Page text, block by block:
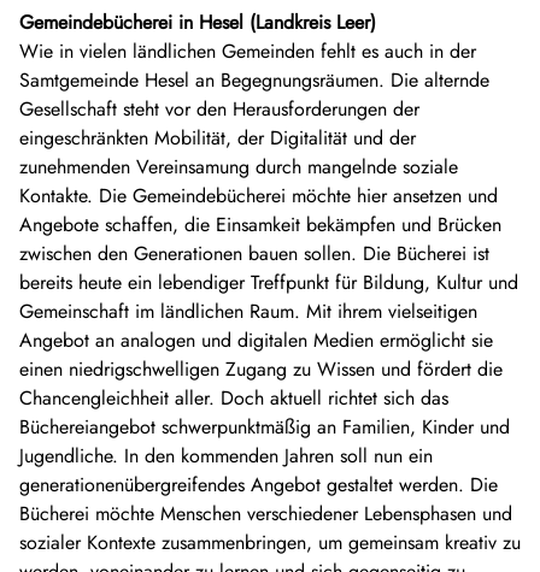
Gemeindebücherei in Hesel (Landkreis Leer)
Wie in vielen ländlichen Gemeinden fehlt es auch in der
Samtgemeinde Hesel an Begegnungsräumen. Die alternde
Gesellschaft steht vor den Herausforderungen der
eingeschränkten Mobilität, der Digitalität und der
zunehmenden Vereinsamung durch mangelnde soziale
Kontakte. Die Gemeindebücherei möchte hier ansetzen und
Angebote schaffen, die Einsamkeit bekämpfen und Brücken
zwischen den Generationen bauen sollen. Die Bücherei ist
bereits heute ein lebendiger Treffpunkt für Bildung, Kultur und
Gemeinschaft im ländlichen Raum. Mit ihrem vielseitigen
Angebot an analogen und digitalen Medien ermöglicht sie
einen niedrigschwelligen Zugang zu Wissen und fördert die
Chancengleichheit aller. Doch aktuell richtet sich das
Büchereiangebot schwerpunktmäßig an Familien, Kinder und
Jugendliche. In den kommenden Jahren soll nun ein
generationenübergreifendes Angebot gestaltet werden. Die
Bücherei möchte Menschen verschiedener Lebensphasen und
sozialer Kontexte zusammenbringen, um gemeinsam kreativ zu